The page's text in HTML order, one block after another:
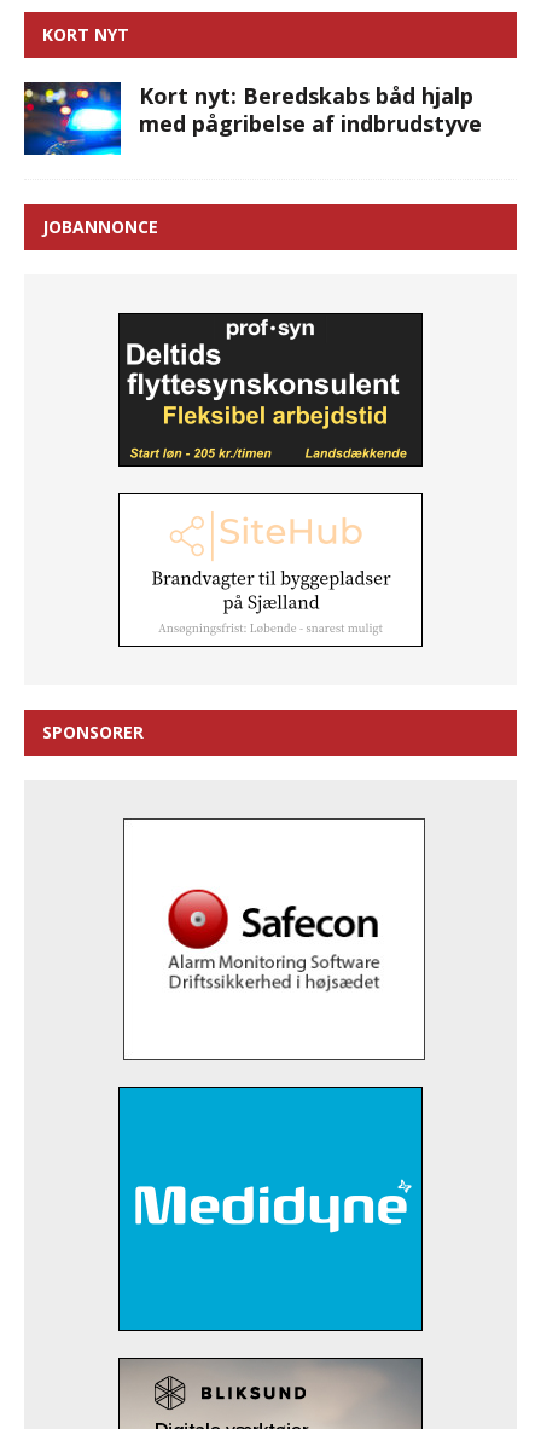
KORT NYT
Kort nyt: Beredskabs båd hjalp
med pågribelse af indbrudstyve
JOBANNONCE
SPONSORER